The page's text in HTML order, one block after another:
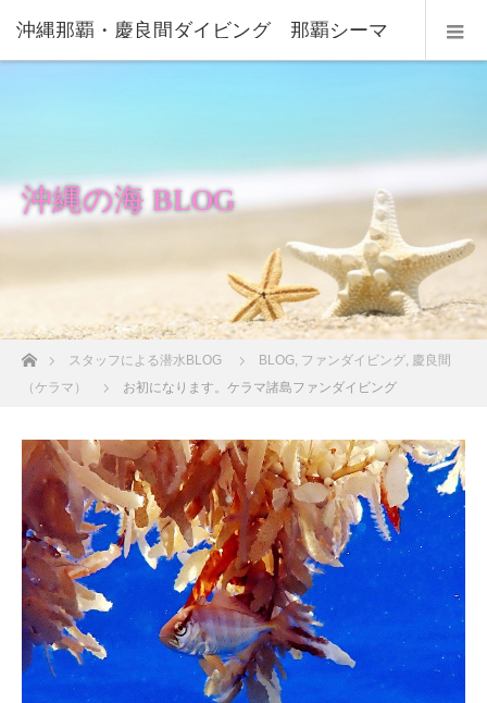
沖縄那覇・慶良間ダイビング 那覇シーマ
沖縄の海 BLOG
ホームスタッフによる潜水BLOG BLOG, ファンダイビング, 慶良間
（ケラマ）
お初になります。ケラマ諸島ファンダイビング